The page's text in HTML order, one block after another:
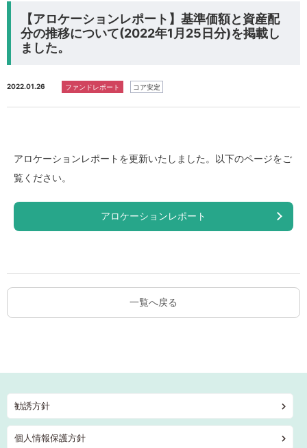
【アロケーションレポート】基準価額と資産配
分の推移について(2022年1月25日分)を掲載し
ました。
2022.01.26 ファンドレポート コア安定
アロケーションレポートを更新いたしました。以下のページをご
覧ください。
アロケーションレポート
一覧へ戻る
勧誘方針
個人情報保護方針